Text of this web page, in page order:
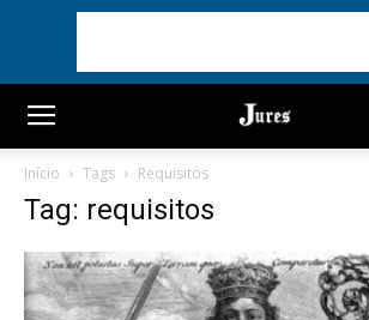
Início Tags Requisitos
Tag: requisitos